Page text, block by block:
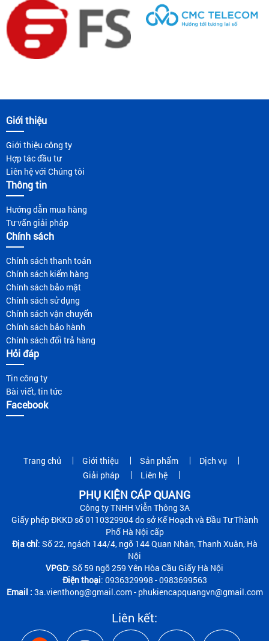
Giới thiệu
Giới thiệu công ty
Hợp tác đầu tư
Liên hệ với Chúng tôi
Thông tin
Hướng dẫn mua hàng
Tư vấn giải pháp
Chính sách
Chính sách thanh toán
Chính sách kiểm hàng
Chính sách bảo mật
Chính sách sử dụng
Chính sách vận chuyển
Chính sách bảo hành
Chính sách đổi trả hàng
Hỏi đáp
Tin công ty
Bài viết, tin tức
Facebook
Trang chủ Giới thiệu Sản phẩm
Dịch vụ
Giải pháp
Liên hệ
PHỤ KIỆN CÁP QUANG
Công ty TNHH Viễn Thông 3A
Giấy phép ĐKKD số 0110329904 do sở Kế Hoạch và Đầu Tư Thành
Phố Hà Nội cấp
Địa chỉ: Số 22, ngách 144/4, ngõ 144 Quan Nhân, Thanh Xuân, Hà
Nội
VPGD: Số 59 ngõ 259 Yên Hòa Cầu Giấy Hà Nội
Điện thoại: 0936329998 - 0983699563
Email : 3a.vienthong@gmail.com - phukiencapquangvn@gmail.com
Liên kết: